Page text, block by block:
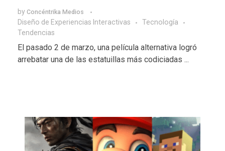
by Concéntrika Medios
Diseño de Experiencias Interactivas
Tecnologí­a
Tendencias
El pasado 2 de marzo, una película alternativa logró
arrebatar una de las estatuillas más codiciadas ...